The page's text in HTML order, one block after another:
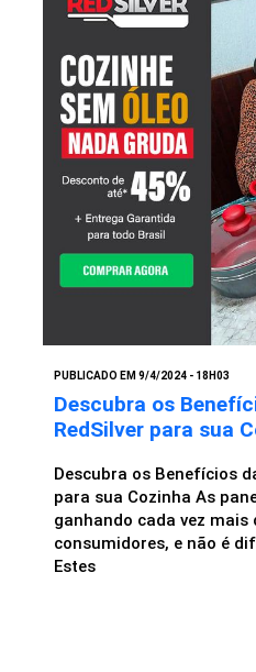
Emagrecimento
Saúde
Contato
PUBLICADO EM 9/4/2024 - 18H03
Descubra os
RedSilver para sua
Descubra os Benefícios
para sua Cozinha As
ganhando cada vez mais
consumidores, e não é
Estes